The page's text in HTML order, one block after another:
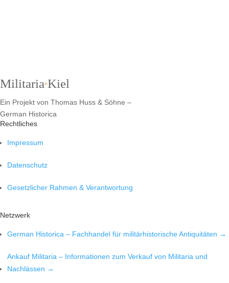
Militaria Kiel
Ein Projekt von Thomas Huss & Söhne –
German Historica
Rechtliches
Impressum
Datenschutz
Gesetzlicher Rahmen & Verantwortung
Netzwerk
German Historica – Fachhandel für militärhistorische Antiquitäten →
Ankauf Militaria – Informationen zum Verkauf von Militaria und
Nachlässen →